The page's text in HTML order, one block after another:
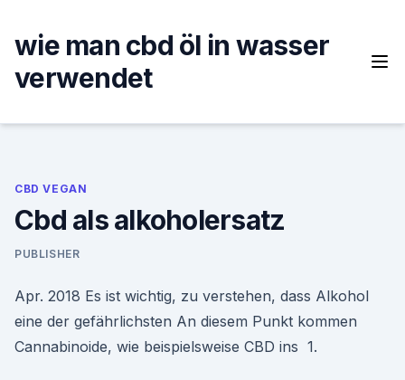
content
wie man cbd öl in wasser
verwendet
CBD VEGAN
Cbd als alkoholersatz
PUBLISHER
Apr. 2018 Es ist wichtig, zu verstehen, dass Alkohol
eine der gefährlichsten An diesem Punkt kommen
Cannabinoide, wie beispielsweise CBD ins 1.